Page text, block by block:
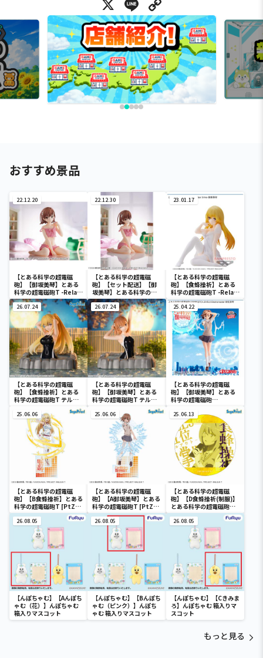
おすすめ景品
22.12.20
【とある科学の超電磁
砲】【御坂美琴】とある
科学の超電磁砲T -Relax
time-御坂美琴
22.12.30
【とある科学の超電磁
砲】【セット配送】【御
坂美琴】とある科学の超
電磁砲T -Relax time-御
坂美琴
23.01.17
【とある科学の超電磁
砲】【食蜂操祈】とある
科学の超電磁砲T -Relax
time-食蜂操祈
26.07.24
【とある科学の超電磁
砲】【食蜂操祈】とある
科学の超電磁砲T テルマ
エ・湯～とぴあ ‐食蜂操
祈‐
26.07.24
【とある科学の超電磁
砲】【御坂美琴】とある
科学の超電磁砲T テルマ
エ・湯～とぴあ ‐御坂美
琴‐
25.04.22
【とある科学の超電磁
砲】【御坂美琴】とある
科学の超電磁砲
Electromaster-御坂美
25.06.06
【とある科学の超電磁
砲】【B食蜂操祈】とある
科学の超電磁砲T [PtZ]
アクリルジオラマ
25.06.06
【とある科学の超電磁
砲】【A御坂美琴】とある
科学の超電磁砲T [PtZ]
アクリルジオラマ
25.06.13
【とある科学の超電磁
砲】【D食蜂操祈(制服)】
とある科学の超電磁砲T
ホログラム缶バッジ(EX)
26.08.05
【んぽちゃむ】【Aんぽち
ゃむ（花）】んぽちゃむ
箱入りマスコット
26.08.05
【んぽちゃむ】【Bんぽち
ゃむ（ピンク）】んぽち
ゃむ 箱入りマスコット
26.08.05
【んぽちゃむ】【Cきみま
ろ】んぽちゃむ 箱入りマ
スコット
もっと見る